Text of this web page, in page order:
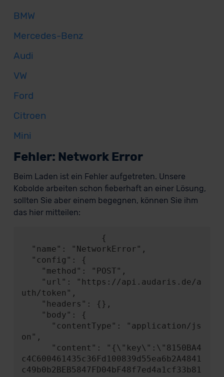
BMW
Mercedes-Benz
Audi
VW
Ford
Citroen
Mini
Fehler: Network Error
Beim Laden ist ein Fehler aufgetreten. Unsere
Kobolde arbeiten schon fieberhaft an einer Lösung,
sollten Sie aber einem begegnen, können Sie ihm
das hier mitteilen:
uth/token",
on",
c4C600461435c36Fd100839d55ea6b2A4841
c49b0b2BEB5847FD04bF48f7ed4a1cf33b81